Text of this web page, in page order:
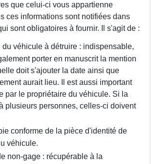
que celui-ci vous appartienne
ces informations sont notifiées dans
sont obligatoires à fournir. Il s'agit de :
du véhicule à détruire : indispensable,
porter en manuscrit la mention
doit s'ajouter la date ainsi que
aurait lieu. Il est aussi important
par le propriétaire du véhicule. Si la
plusieurs personnes, celles-ci doivent
conforme de la pièce d'identité de
véhicule.
non-gage : récupérable à la